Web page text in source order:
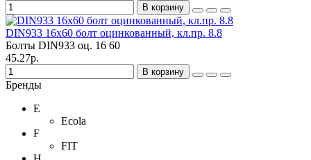
В корзину
DIN933 16х60 болт оцинкованный, кл.пр. 8.8
Болты DIN933 оц. 16 60
45.27р.
В корзину
Бренды
E
Ecola
F
FIT